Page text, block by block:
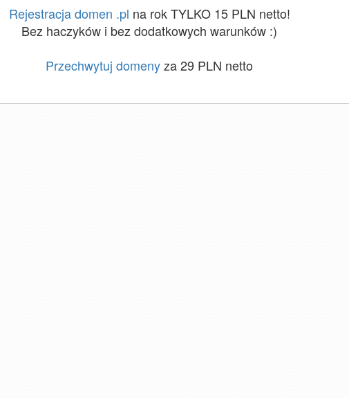
Rejestracja domen .pl na rok TYLKO 15 PLN netto!
Bez haczyków i bez dodatkowych warunków :)
Przechwytuj domenyza 29 PLN netto